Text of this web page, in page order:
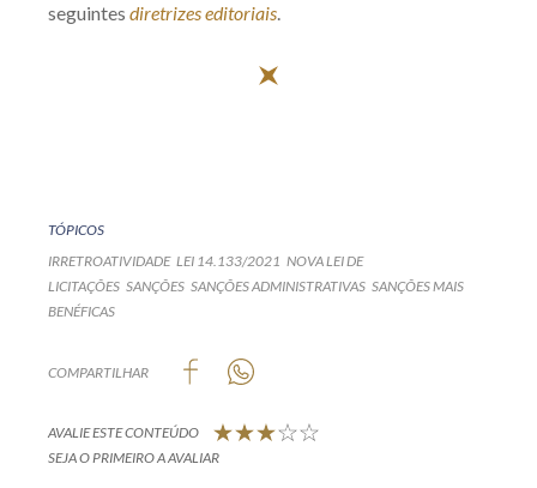
seguintes diretrizes editoriais.
TÓPICOS
IRRETROATIVIDADE LEI 14.133/2021 NOVA LEI DE
LICITAÇÕES SANÇÕES SANÇÕES ADMINISTRATIVAS SANÇÕES MAIS
BENÉFICAS
COMPARTILHAR
AVALIE ESTE CONTEÚDO
SEJA O PRIMEIRO A AVALIAR